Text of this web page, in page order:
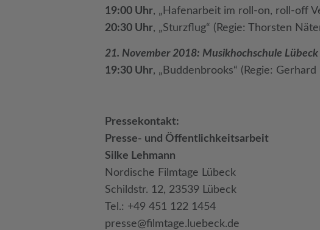
19:00 Uhr, „Hafenarbeit im roll-on, roll-off
20:30 Uhr, „Sturzflug“ (Regie: Thorsten
21. November 2018: Musikhochschule Lübeck
19:30 Uhr, „Buddenbrooks“ (Regie:
Pressekontakt:
Presse- und Öffentlichkeitsarbeit
Silke Lehmann
Nordische Filmtage Lübeck
Schildstr. 12, 23539 Lübeck
Tel.: +49 451 122 1454
presse@filmtage.luebeck.de